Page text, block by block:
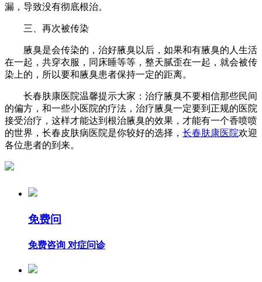
漏，导致没有彻底根治。
三、再次被传染
腋臭是会传染的，治好腋臭以后，如果和有腋臭的人生活
在一起，共穿衣服，同床睡等等，整天腻歪在一起，就会被传
染上的，所以要和腋臭患者保持一定的距离。
长春肤康医院温馨提示大家：治疗腋臭不要相信那些民间
的偏方，和一些小医院的疗法，治疗腋臭一定要到正规的医院
接受治疗，这样才能达到根治腋臭的效果，才能有一个香喷喷
的世界，长春皮肤病医院是你较好的选择， 长春肤康医院欢迎
各位患者的到来。
免费问
免费咨询 对症问诊